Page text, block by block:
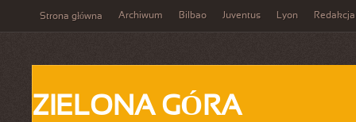
Strona główna Archiwum Bilbao Juventus Lyon Redakcja
ZIELONA GÓRA